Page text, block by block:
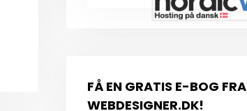
FÅ EN GRATIS E-BOG FRA
WEBDESIGNER.DK!